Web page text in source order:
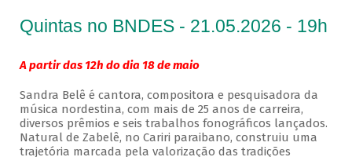
Quintas no BNDES - 21.05.2026 - 19h
A partir das 12h do dia 18 de maio
Sandra Belê é cantora, compositora e pesquisadora da
música nordestina, com mais de 25 anos de carreira,
diversos prêmios e seis trabalhos fonográficos lançados.
Natural de Zabelê, no Cariri paraibano, construiu uma
trajetória marcada pela valorização das tradições